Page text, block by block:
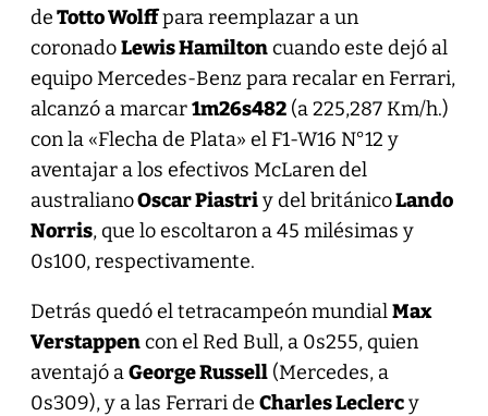
deTotto Wolffpara reemplazar a un
coronadoLewis Hamiltoncuando este dejó al
equipo Mercedes-Benz para recalar en Ferrari,
alcanzó a marcar1m26s482(a 225,287 Km/h.)
con la «Flecha de Plata» el F1-W16 N°12 y
aventajar a los efectivos McLaren del
australianoOscar Piastriy del británicoLando
Norris, que lo escoltaron a 45 milésimas y
0s100, respectivamente.
Detrás quedó el tetracampeón mundialMax
Verstappencon el Red Bull, a 0s255, quien
aventajó aGeorge Russell(Mercedes, a
0s309), y a las Ferrari de Charles Leclercy